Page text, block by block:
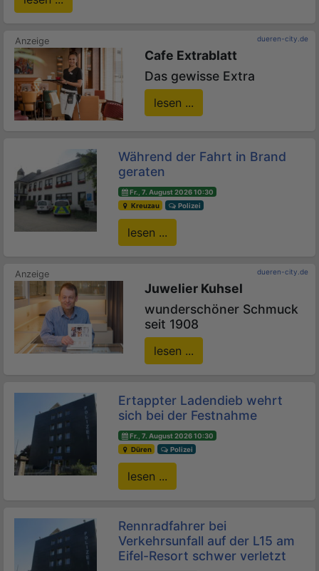
dueren-city.de
Cafe Extrablatt
Das gewisse Extra
lesen ...
Während der Fahrt in Brand
geraten
Fr., 7. August 2026 10:30
Kreuzau
Polizei
lesen ...
dueren-city.de
Juwelier Kuhsel
wunderschöner Schmuck
seit 1908
lesen ...
Ertappter Ladendieb wehrt
sich bei der Festnahme
Fr., 7. August 2026 10:30
Düren
Polizei
lesen ...
Rennradfahrer bei
Verkehrsunfall auf der L15 am
Eifel-Resort schwer verletzt